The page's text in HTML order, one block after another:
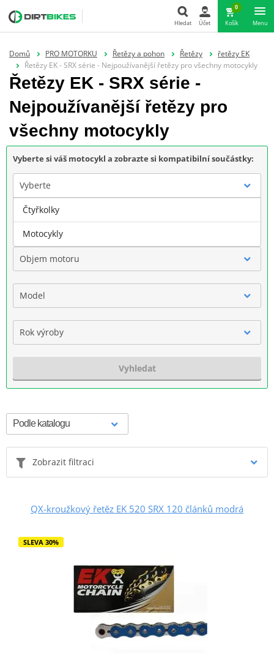
Hledat
Hledat Účet
0
Košík Menu
Domů PRO MOTORKU Řetězy a pohon Řetězy
řetězy EK
Řetězy EK - SRX série - Nejpoužívanější řetězy pro všechny motocykly
Řetězy EK - SRX série -
Nejpoužívanější řetězy pro
všechny motocykly
Vyberte si váš motocykl a zobrazte si kompatibilní součástky:
Vyberte
Značka
Objem motoru
Model
Rok výroby
Vyhledat
Zobrazit filtraci
QX-kroužkový řetěz EK 520 SRX 120 článků modrá
SLEVA 30%
Čtyřkolky
Motocykly